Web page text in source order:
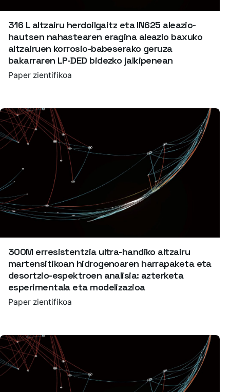
316 L altzairu herdoilgaitz eta IN625 aleazio-
hautsen nahastearen eragina aleazio baxuko
altzairuen korrosio-babeserako geruza
bakarraren LP-DED bidezko jalkipenean
Paper zientifikoa
300M erresistentzia ultra-handiko altzairu
martensitikoan hidrogenoaren harrapaketa eta
desortzio-espektroen analisia: azterketa
esperimentala eta modelizazioa
Paper zientifikoa